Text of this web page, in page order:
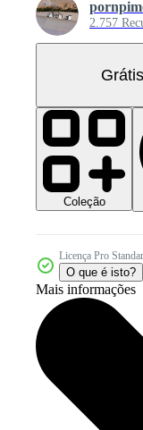
2.757
Coleção
Licença Pro
O que é isto?
Mais informações